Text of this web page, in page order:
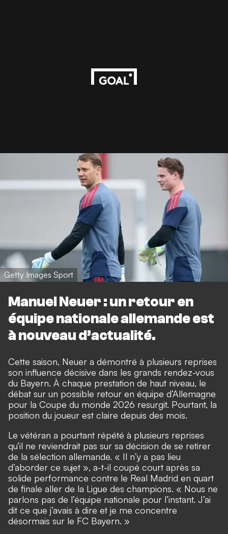
Getty Images Sport
Manuel Neuer : un retour en
équipe nationale allemande est
à nouveau d’actualité.
Cette saison, Neuer a démontré à plusieurs reprises
son influence décisive dans les grands rendez-vous
du Bayern. À chaque prestation de haut niveau, le
débat sur un possible retour en équipe d’Allemagne
pour la Coupe du monde 2026 resurgit. Pourtant, la
position du joueur est claire depuis des mois.
Le vétéran a pourtant répété à plusieurs reprises
qu’il ne reviendrait pas sur sa décision de se retirer
de la sélection allemande. « Il n’y a pas lieu
d’aborder ce sujet », a-t-il coupé court après sa
solide performance contre le Real Madrid en quart
de finale aller de la Ligue des champions. « Nous ne
parlons pas de l’équipe nationale pour l’instant. J’ai
dit ce que j’avais à dire et je me concentre
désormais sur le FC Bayern. »